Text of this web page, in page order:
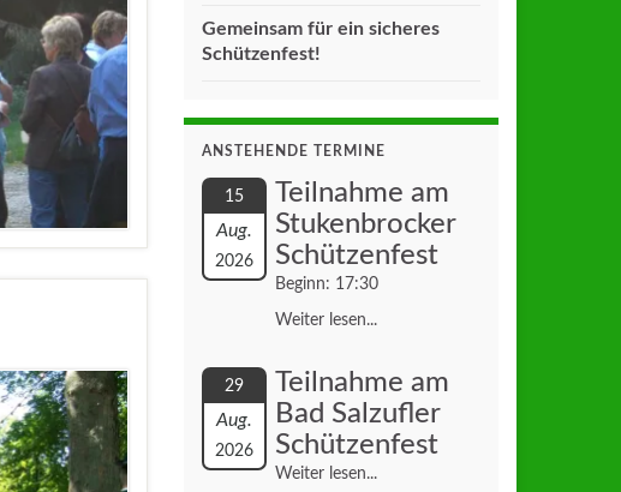
Gemeinsam für ein sicheres
Schützenfest!
ANSTEHENDE TERMINE
15
Aug.
2026
Teilnahme am
Stukenbrocker
Schützenfest
Beginn: 17:30
Weiter lesen...
29
Aug.
2026
Teilnahme am
Bad Salzufler
Schützenfest
Weiter lesen...